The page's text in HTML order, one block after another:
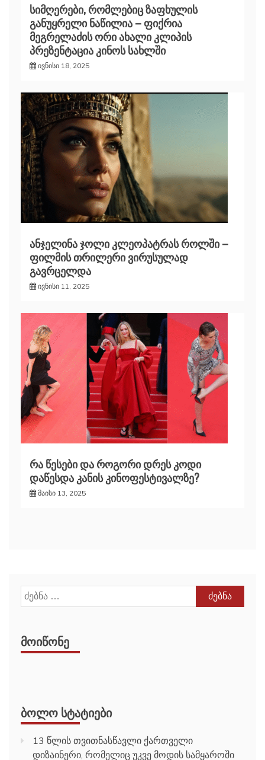
სიმღერები, რომლებიც ზაფხულის
განუყრელი ნაწილია – ფიქრია
მეგრელაძის ორი ახალი კლიპის
პრეზენტაცია კინოს სახლში
ივნისი 18, 2025
ანჯელინა ჯოლი კლეოპატრას როლში –
ფილმის თრილერი ვირუსულად
გავრცელდა
ივნისი 11, 2025
რა წესები და როგორი დრეს კოდი
დაწესდა კანის კინოფესტივალზე?
მაისი 13, 2025
ძებნა:
ᲛᲝᲘᲬᲝᲜᲔ
ᲑᲝᲚᲝ ᲡᲢᲐᲢᲘᲔᲑᲘ
13 წლის თვითნასწავლი ქართველი
დიზაინერი, რომელიც უკვე მოდის სამყაროში